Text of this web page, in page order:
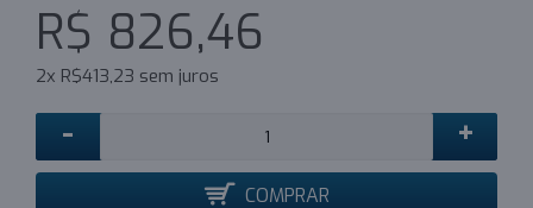
R$ 826,46
2x R$413,23 sem juros
- +
COMPRAR